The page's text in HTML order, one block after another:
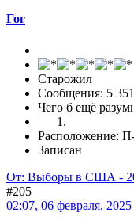
Гог
Старожил
Сообщения: 5 351
Чего б ещё
Расположение:
Записан
От: Выборы в США -
#205
02:07, 06 февраля, 2025